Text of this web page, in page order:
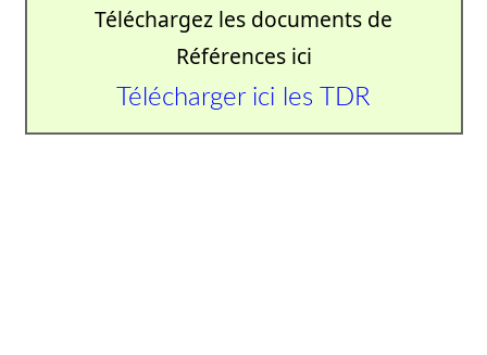
Téléchargez les documents de
Références ici
Télécharger ici les TDR